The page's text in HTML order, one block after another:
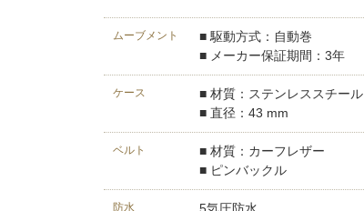
ムーブメント
■ 駆動方式：自動巻
■ メーカー保証期間：3年
ケース
■ 材質：ステンレススチール
■ 直径：43 mm
ベルト
■ 材質：カーフレザー
■ ピンバックル
防水